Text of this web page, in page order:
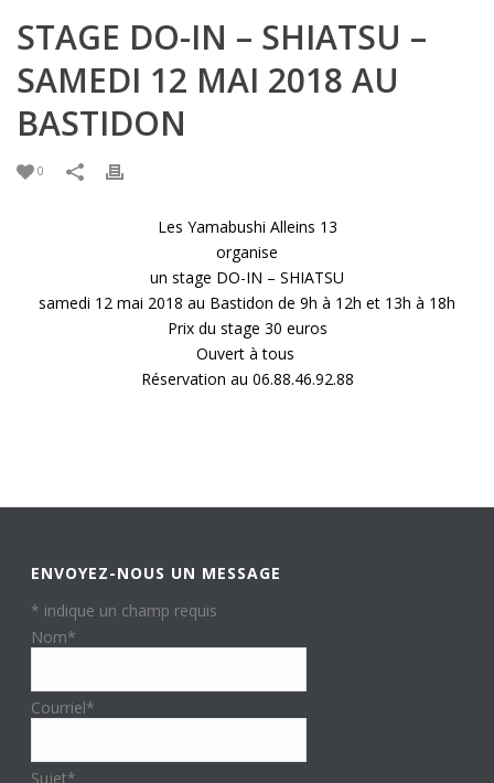
STAGE DO-IN – SHIATSU –
SAMEDI 12 MAI 2018 AU
BASTIDON
0
Les Yamabushi Alleins 13
organise
un stage DO-IN – SHIATSU
samedi 12 mai 2018 au Bastidon de 9h à 12h et 13h à 18h
Prix du stage 30 euros
Ouvert à tous
Réservation au 06.88.46.92.88
ENVOYEZ-NOUS UN MESSAGE
* indique un champ requis
Nom*
Courriel*
Sujet*